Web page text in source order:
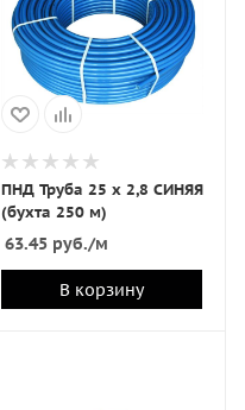
ПНД Труба 25 х 2,8 СИНЯЯ
(бухта 250 м)
63.45руб./м
В корзину